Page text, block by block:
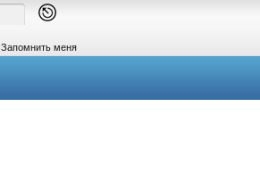
Запомнить меня